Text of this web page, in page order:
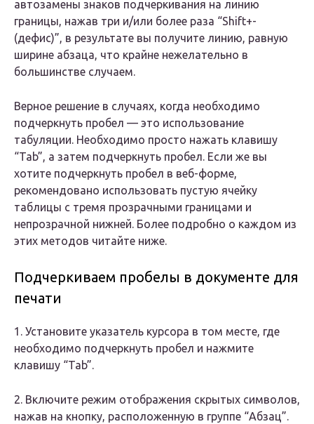
автозамены знаков подчеркивания на линию
границы, нажав три и/или более раза “Shift+-
(дефис)”, в результате вы получите линию, равную
ширине абзаца, что крайне нежелательно в
большинстве случаем.
Верное решение в случаях, когда необходимо
подчеркнуть пробел — это использование
табуляции. Необходимо просто нажать клавишу
“Tab”, а затем подчеркнуть пробел. Если же вы
хотите подчеркнуть пробел в веб-форме,
рекомендовано использовать пустую ячейку
таблицы с тремя прозрачными границами и
непрозрачной нижней. Более подробно о каждом из
этих методов читайте ниже.
Подчеркиваем пробелы в документе для
печати
1. Установите указатель курсора в том месте, где
необходимо подчеркнуть пробел и нажмите
клавишу “Tab”.
2. Включите режим отображения скрытых символов,
нажав на кнопку, расположенную в группе “Абзац”.